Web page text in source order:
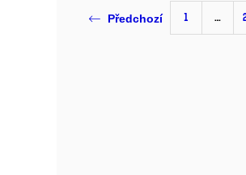
Předchozí 1 …